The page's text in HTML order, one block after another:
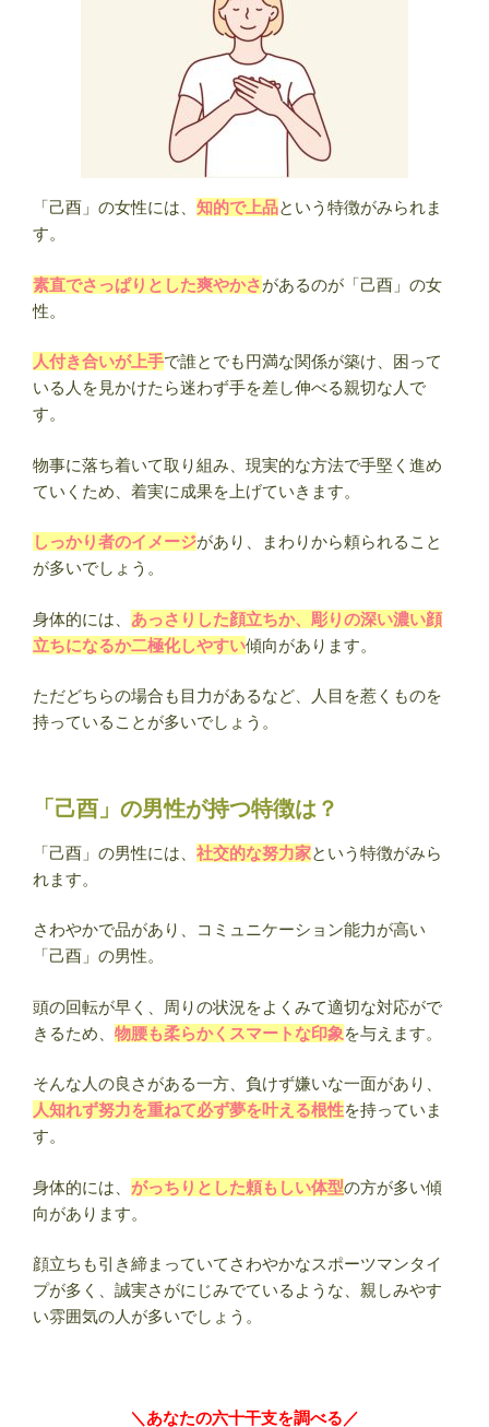
「己酉」の女性には、 知的で上品という特徴がみられま
す。
素直でさっぱりとした爽やかさがあるのが「己酉」の女
性。
人付き合いが上手で誰とでも円満な関係が築け、困って
いる人を見かけたら迷わず手を差し伸べる親切な人で
す。
物事に落ち着いて取り組み、現実的な方法で手堅く進め
ていくため、着実に成果を上げていきます。
しっかり者のイメージがあり、まわりから頼られること
が多いでしょう。
身体的には、 あっさりした顔立ちか、彫りの深い濃い顔
立ちになるか二極化しやすい傾向があります。
ただどちらの場合も目力があるなど、人目を惹くものを
持っていることが多いでしょう。
「己酉」の男性が持つ特徴は？
「己酉」の男性には、 社交的な努力家という特徴がみら
れます。
さわやかで品があり、コミュニケーション能力が高い
「己酉」の男性。
頭の回転が早く、周りの状況をよくみて適切な対応がで
きるため、 物腰も柔らかくスマートな印象を与えます。
そんな人の良さがある一方、負けず嫌いな一面があり、
人知れず努力を重ねて必ず夢を叶える根性を持っていま
す。
身体的には、 がっちりとした頼もしい体型の方が多い傾
向があります。
顔立ちも引き締まっていてさわやかなスポーツマンタイ
プが多く、誠実さがにじみでているような、親しみやす
い雰囲気の人が多いでしょう。
＼あなたの六十干支を調べる／